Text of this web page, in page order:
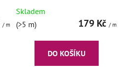
/ m
Skladem
(>5 m)
179 Kč / m
DO KOŠÍKU